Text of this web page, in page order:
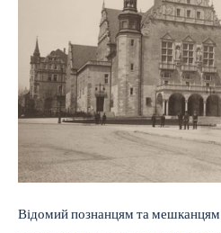
Відомий познанцям та